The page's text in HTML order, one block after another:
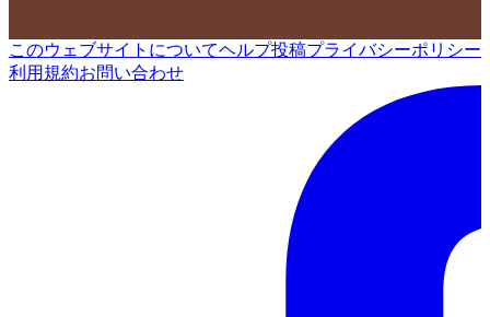
このウェブサイトについてヘルプ投稿プライバシーポリシー
利用規約お問い合わせ